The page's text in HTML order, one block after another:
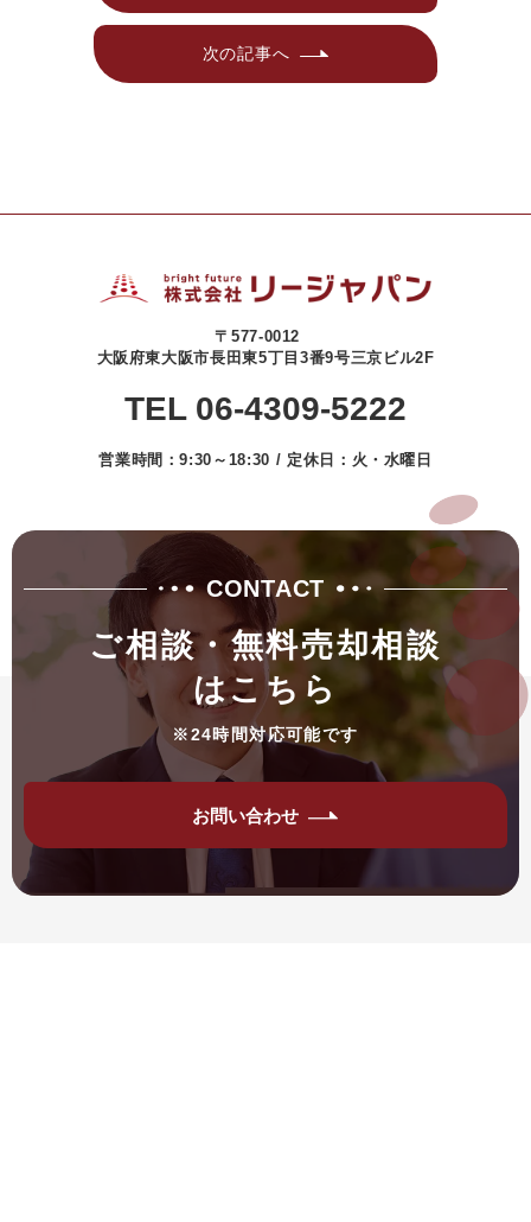
次の記事へ
〒577-0012
大阪府東大阪市長田東5丁目3番9号三京ビル2F
TEL 06-4309-5222
営業時間：9:30～18:30 / 定休日：火・水曜日
CONTACT
ご相談・無料売却相談
はこちら
※24時間対応可能です
お問い合わせ